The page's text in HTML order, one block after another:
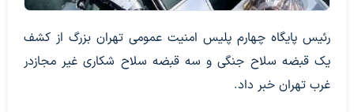
رئیس پایگاه چهارم پلیس امنیت عمومی تهران بزرگ از کشف
یک قبضه سلاح جنگی و سه قبضه سلاح شکاری غیر مجازدر
غرب تهران خبر داد.